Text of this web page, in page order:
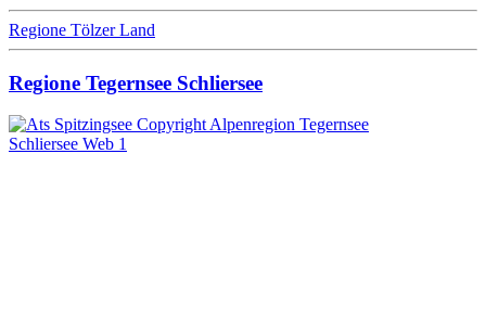
Regione Tölzer Land
Regione Tegernsee Schliersee